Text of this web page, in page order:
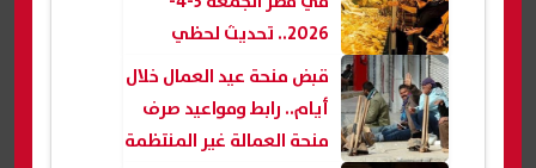
2026.. تحديث لحظي
قبض منحة عيد العمال خلال
أيام.. رابط ومواعيد صرف
منحة العمالة غير المنتظمة